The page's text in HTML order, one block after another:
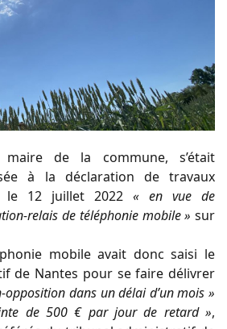
de la commune, s’était
à la déclaration de travaux
le 12 juillet 2022 « en vue de
relais de téléphonie mobile » sur
mobile avait donc saisi le
de Nantes pour se faire délivrer
opposition dans un délai d’un mois »
de 500 € par jour de retard »,